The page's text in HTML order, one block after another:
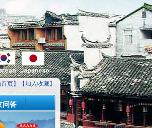
页】【加入收藏】
问答